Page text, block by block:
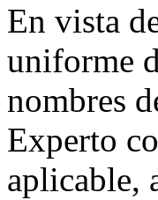
En vista
uniforme
nombres
Experto
aplicable,